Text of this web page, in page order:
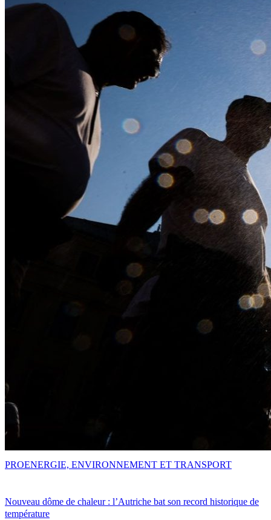
Nouveau dôme de chaleur : l’Autriche bat son record historique de
température
PROENERGIE, ENVIRONNEMENT ET TRANSPORT